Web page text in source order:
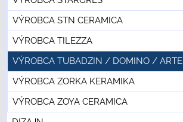
VÝROBCA STN CERAMICA
VÝROBCA TILEZZA
VÝROBCA TUBADZIN / DOMINO / ARTE
VÝROBCA ZORKA KERAMIKA
VÝROBCA ZOYA CERAMICA